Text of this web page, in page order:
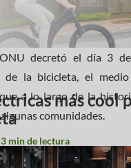
más cool
3 min de lectura
decretó el día 3
de la bicicleta, el
a lo largo de la
comunidades.